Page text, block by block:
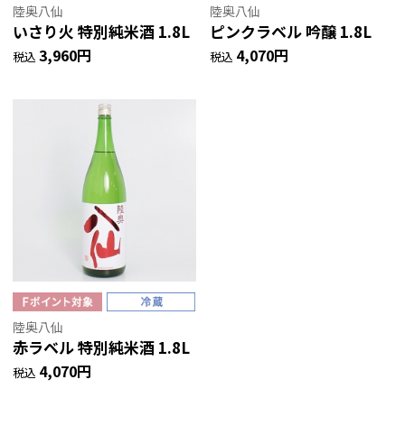
陸奥八仙
いさり火 特別純米酒 1.8L
税込 3,960円
陸奥八仙
ピンクラベル 吟醸 1.8L
税込 4,070円
陸奥八仙
赤ラベル 特別純米酒 1.8L
税込 4,070円